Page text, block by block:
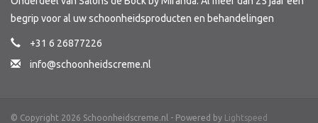
begrip voor al uw schoonheidsproducten en behandelingen
+31 6 26877226
info@schoonheidscreme.nl
© Copyright 2026 Schoonheidscreme.nl - Powered by Lightspeed